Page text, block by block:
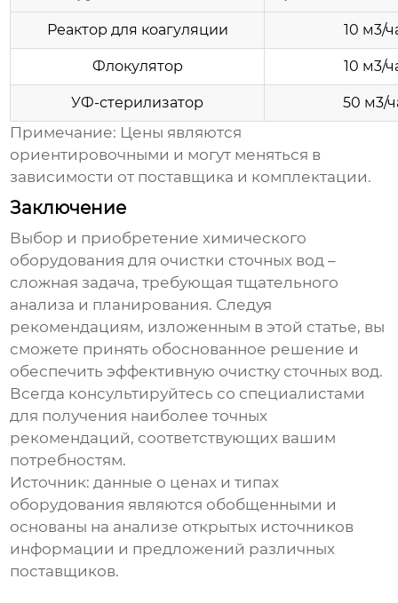
Реактор для коагуляции 10 м3/
Флокулятор 10 м3/
УФ-стерилизатор 50 м3/
Примечание: Цены являются
ориентировочными и могут меняться в
зависимости от поставщика и комплектации.
Заключение
Выбор и приобретениехимического
оборудования для очистки сточных вод –
сложная задача, требующая тщательного
анализа и планирования. Следуя
рекомендациям, изложенным в этой статье, вы
сможете принять обоснованное решение и
обеспечить эффективную очистку сточных вод.
Всегда консультируйтесь со специалистами
для получения наиболее точных
рекомендаций, соответствующих вашим
потребностям.
Источник: данные о ценах и типах
оборудования являются обобщенными и
основаны на анализе открытых источников
информации и предложений различных
поставщиков.